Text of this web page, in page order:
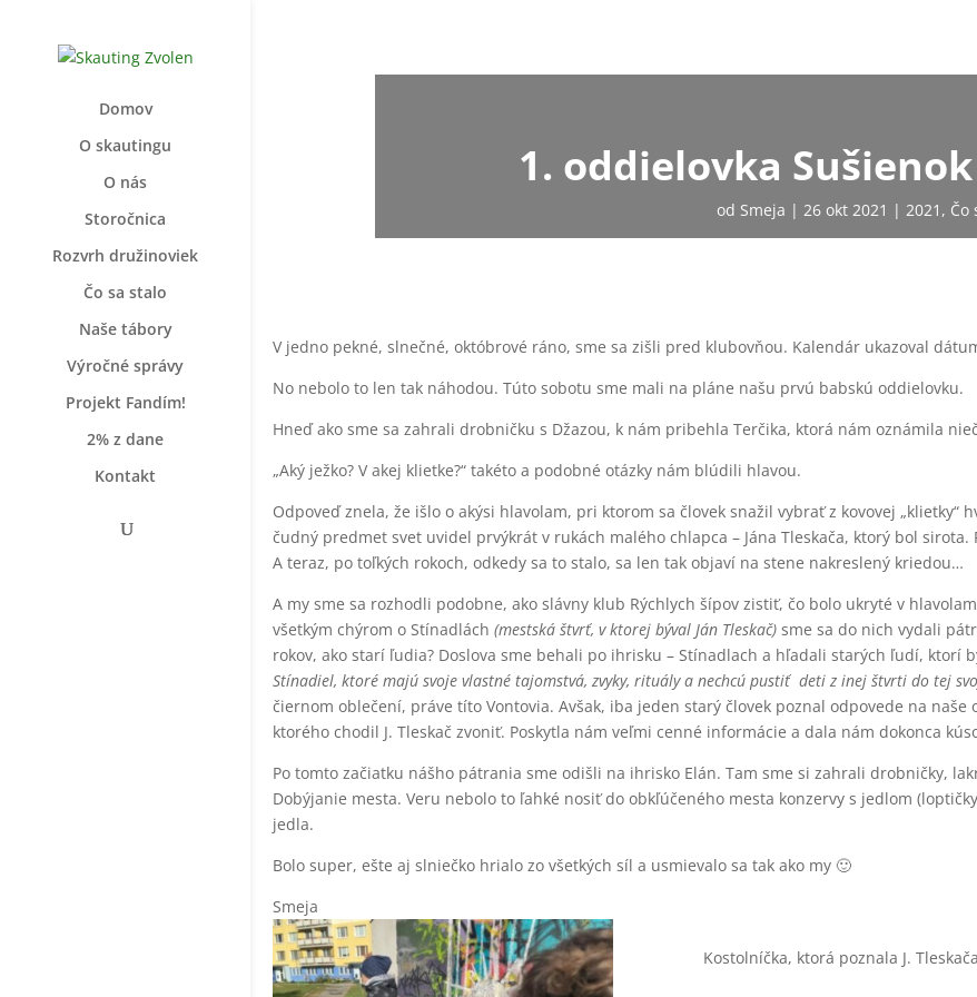
Domov
O skautingu
O nás
Storočnica
Rozvrh družinoviek
Čo sa stalo
Naše tábory
Výročné správy
Projekt Fandím!
2% z dane
Kontakt
1. oddielovka
od Smeja 26 okt 2021 2021 , Čo
V jedno pekné, slnečné, októbrové ráno, sme sa zišli pred klubovňou. Kalendár ukazoval
No nebolo to len tak náhodou. Túto sobotu sme mali na pláne našu prvú babskú oddielovku.
Hneď ako sme sa zahrali drobničku s Džazou, k nám pribehla Terčika, ktorá nám oznámila
„Aký ježko? V akej klietke?“ takéto a podobné otázky nám blúdili hlavou.
Odpoveď znela, že išlo o akýsi hlavolam, pri ktorom sa človek snažil vybrať z kovovej
čudný predmet svet uvidel prvýkrát v rukách malého chlapca – Jána Tleskača, ktorý bol
A teraz, po toľkých rokoch, odkedy sa to stalo, sa len tak objaví na stene nakreslený kriedou…
A my sme sa rozhodli podobne, ako slávny klub Rýchlych šípov zistiť, čo bolo ukryté v
všetkým chýrom o Stínadlách (mestská štvrť, v ktorej býval Ján Tleskač) sme sa do nich vydali
rokov, ako starí ľudia? Doslova sme behali po ihrisku – Stínadlach a hľadali starých ľudí, ktorí
Stínadiel, ktoré majú svoje vlastné tajomstvá, zvyky, rituály a nechcú pustiť deti z inej štvrti do tej
čiernom oblečení, práve títo Vontovia. Avšak, iba jeden starý človek poznal odpovede na
ktorého chodil J. Tleskač zvoniť. Poskytla nám veľmi cenné informácie a dala nám dokonca
Po tomto začiatku nášho pátrania sme odišli na ihrisko Elán. Tam sme si zahrali drobničky,
Dobýjanie mesta. Veru nebolo to ľahké nosiť do obkľúčeného mesta konzervy s jedlom
jedla.
Bolo super, ešte aj slniečko hrialo zo všetkých síl a usmievalo sa tak ako my 🙂
Smeja
Kostolníčka, ktorá poznala J. Tleskača